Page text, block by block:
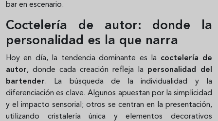
bar en escenario.
Coctelería de autor: donde la
personalidad es la que narra
Hoy en día, la tendencia dominante es la coctelería de
autor, donde cada creación refleja la personalidad del
bartender. La búsqueda de la individualidad y la
diferenciación es clave. Algunos apuestan por la simplicidad
y el impacto sensorial; otros se centran en la presentación,
utilizando cristalería única y elementos decorativos